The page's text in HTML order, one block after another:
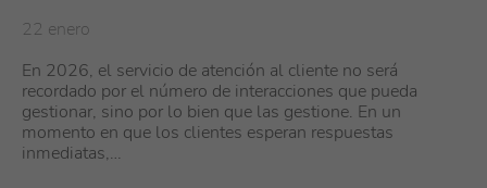
22 enero
En 2026, el servicio de atención al cliente no será
recordado por el número de interacciones que pueda
gestionar, sino por lo bien que las gestione. En un
momento en que los clientes esperan respuestas
inmediatas,…